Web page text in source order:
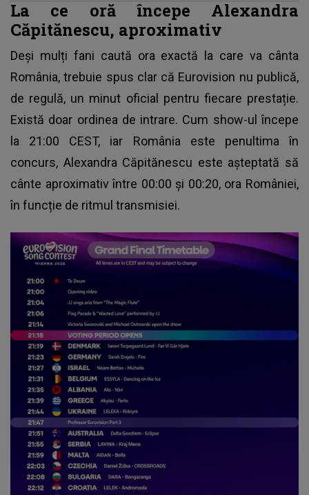
La ce oră începe Alexandra
Căpitănescu, aproximativ
Deși mulți fani caută ora exactă la care va cânta
România, trebuie spus clar că Eurovision nu publică,
de regulă, un minut oficial pentru fiecare prestație.
Există doar ordinea de intrare. Cum show-ul începe
la 21:00 CEST, iar România este penultima în
concurs, Alexandra Căpitănescu este așteptată să
cânte aproximativ între 00:00 și 00:20, ora României,
în funcție de ritmul transmisiei.